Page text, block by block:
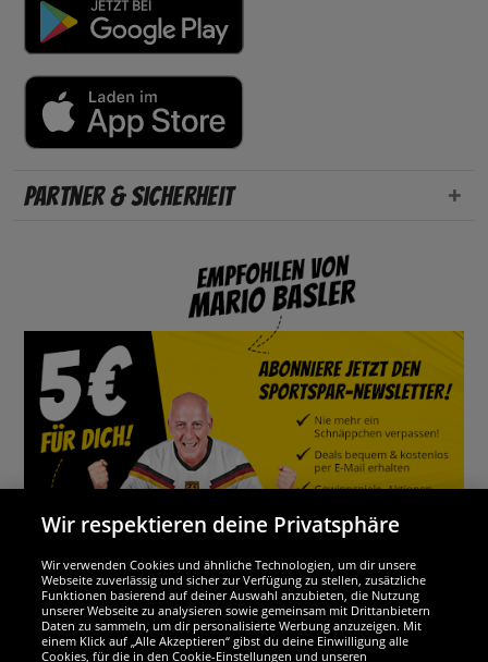
Partner & Sicherheit
Wir sind ausgezeichnet
Wir respektieren deine Privatsphäre
Wir verwenden Cookies und ähnliche Technologien, um dir unsere
Webseite zuverlässig und sicher zur Verfügung zu stellen, zusätzliche
Funktionen basierend auf deiner Auswahl anzubieten, die Nutzung
unserer Webseite zu analysieren sowie gemeinsam mit Drittanbietern
Daten zu sammeln, um dir personalisierte Werbung anzuzeigen. Mit
einem Klick auf „Alle Akzeptieren“ gibst du deine Einwilligung alle
Cookies, für die in den Cookie-Einstellungen und unseren